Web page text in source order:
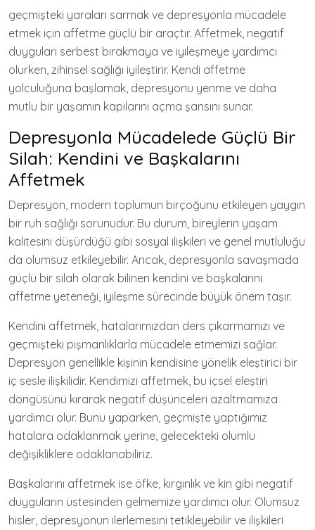
geçmişteki yaraları sarmak ve depresyonla mücadele
etmek için affetme güçlü bir araçtır. Affetmek, negatif
duyguları serbest bırakmaya ve iyileşmeye yardımcı
olurken, zihinsel sağlığı iyileştirir. Kendi affetme
yolculuğuna başlamak, depresyonu yenme ve daha
mutlu bir yaşamın kapılarını açma şansını sunar.
Depresyonla Mücadelede Güçlü Bir
Silah: Kendini ve Başkalarını
Affetmek
Depresyon, modern toplumun birçoğunu etkileyen yaygın
bir ruh sağlığı sorunudur. Bu durum, bireylerin yaşam
kalitesini düşürdüğü gibi sosyal ilişkileri ve genel mutluluğu
da olumsuz etkileyebilir. Ancak, depresyonla savaşmada
güçlü bir silah olarak bilinen kendini ve başkalarını
affetme yeteneği, iyileşme sürecinde büyük önem taşır.
Kendini affetmek, hatalarımızdan ders çıkarmamızı ve
geçmişteki pişmanlıklarla mücadele etmemizi sağlar.
Depresyon genellikle kişinin kendisine yönelik eleştirici bir
iç sesle ilişkilidir. Kendimizi affetmek, bu içsel eleştiri
döngüsünü kırarak negatif düşünceleri azaltmamıza
yardımcı olur. Bunu yaparken, geçmişte yaptığımız
hatalara odaklanmak yerine, gelecekteki olumlu
değişikliklere odaklanabiliriz.
Başkalarını affetmek ise öfke, kırgınlık ve kin gibi negatif
duyguların üstesinden gelmemize yardımcı olur. Olumsuz
hisler, depresyonun ilerlemesini tetikleyebilir ve ilişkileri